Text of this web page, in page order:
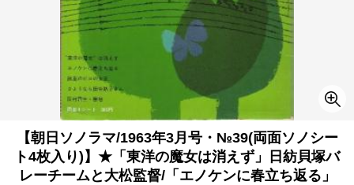
【朝日ソノラマ/1963年3月号・№39(両面ソノシー
ト4枚入り)】★「東洋の魔女は消えず」日紡貝塚バ
レーチームと大松監督/「エノケンに春立ち返る」